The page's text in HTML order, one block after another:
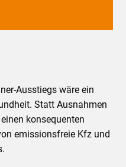
Ausstiegs wäre ein
Statt Ausnahmen
konsequenten
emissionsfreie Kfz und